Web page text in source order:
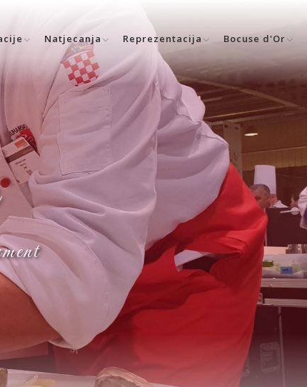
Natjecanja Reprezentacija Bocuse d'Or